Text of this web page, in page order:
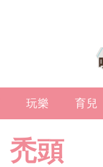
玩樂 育兒
禿頭